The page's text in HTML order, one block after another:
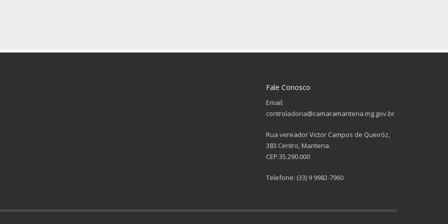
Fale Conosco
Email:
controladoria@camaramantena.mg.gov.br
Rua vereador Victor Campos de Queiróz,
383 Centro, Mantena.
CEP.35.290.000
Telefone: (33) 9 9982-7960